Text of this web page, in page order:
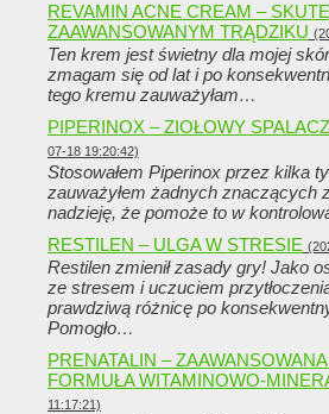
REVAMIN ACNE CREAM –
ZAAWANSOWANYM TRĄDZIKU
Ten krem ​​jest świetny dla mojej
zmagam się od lat i po
tego kremu zauważyłam…
PIPERINOX – ZIOŁOWY
07-18 19:20:42)
Stosowałem Piperinox przez kilka
zauważyłem żadnych znaczących
nadzieję, że pomoże to w
RESTILEN – ULGA W STRESIE
Restilen zmienił zasady gry! Jako
ze stresem i uczuciem
prawdziwą różnicę po
Pomogło…
PRENATALIN –
FORMUŁA WITAMINOWO-
11:17:21)